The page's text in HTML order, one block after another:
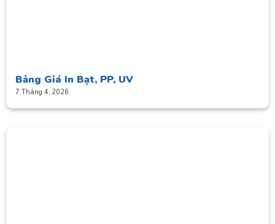
Bảng Giá In Bạt, PP, UV
7 Tháng 4, 2026